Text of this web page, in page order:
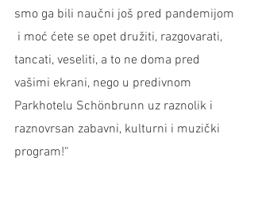
smo ga bili naučni još pred pandemijom
i moć ćete se opet družiti, razgovarati,
tancati, veseliti, a to ne doma pred
vašimi ekrani, nego u predivnom
Parkhotelu Schönbrunn uz raznolik i
raznovrsan zabavni, kulturni i muzički
program!“